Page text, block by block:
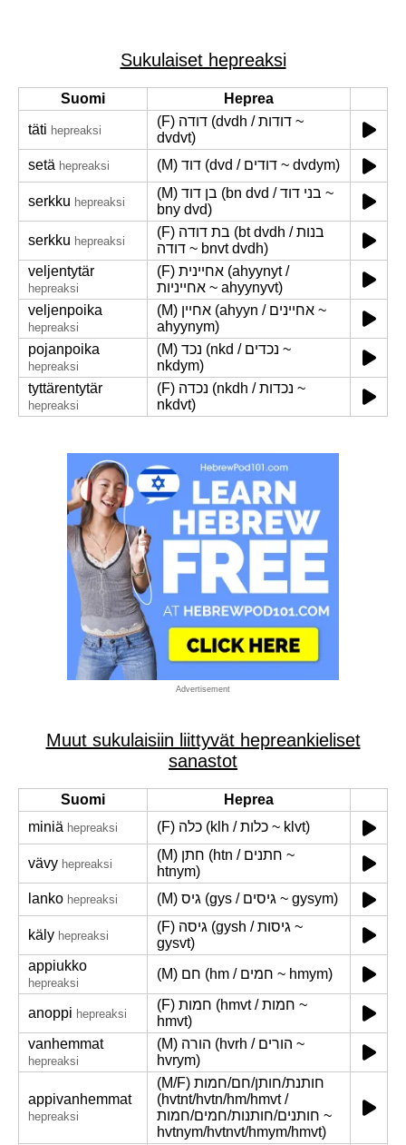
Sukulaiset hepreaksi
Suomi
Heprea
täti hepreaksi
(F) דודה (dvdh / דודות ~
dvdvt)
setä hepreaksi (M) דוד (dvd / דודים ~ dvdym)
serkku hepreaksi
(M) בן דוד (bn dvd / בני דוד ~
bny dvd)
serkku hepreaksi
(F) בת דודה (bt dvdh / בנות
דודה ~ bnvt dvdh)
veljentytär
hepreaksi
(F) אחיינית (ahyynyt /
אחייניות ~ ahyynyvt)
veljenpoika
hepreaksi
(M) אחיין (ahyyn / אחיינים ~
ahyynym)
pojanpoika
hepreaksi
(M) נכד (nkd / נכדים ~
nkdym)
tyttärentytär
hepreaksi
(F) נכדה (nkdh / נכדות ~
nkdvt)
Advertisement
Muut sukulaisiin liittyvät hepreankieliset
sanastot
Suomi
Heprea
miniä hepreaksi (F) כלה (klh / כלות ~ klvt)
vävy hepreaksi
(M) חתן (htn / חתנים ~
htnym)
lanko hepreaksi (M) גיס (gys / גיסים ~ gysym)
käly hepreaksi
(F) גיסה (gysh / גיסות ~
gysvt)
appiukko
hepreaksi
(M) חם (hm / חמים ~ hmym)
anoppi hepreaksi
(F) חמות (hmvt / חמות ~
hmvt)
vanhemmat
hepreaksi
(M) הורה (hvrh / הורים ~
hvrym)
appivanhemmat
hepreaksi
(M/F) חותנת/חותן/חם/חמות
(hvtnt/hvtn/hm/hmvt /
חותנים/חותנות/חמים/חמות ~
hvtnym/hvtnvt/hmym/hmvt)